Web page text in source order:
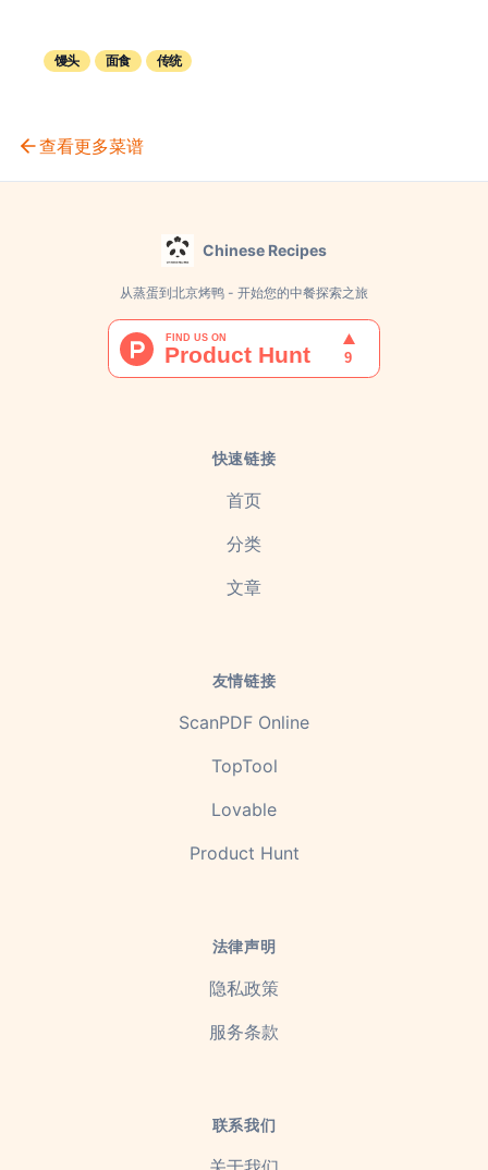
馒头 面食 传统
查看更多菜谱
Chinese Recipes
从蒸蛋到北京烤鸭 - 开始您的中餐探索之旅
快速链接
首页
分类
文章
友情链接
ScanPDF Online
TopTool
Lovable
Product Hunt
法律声明
隐私政策
服务条款
联系我们